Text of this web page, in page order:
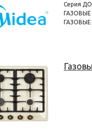
Серия
ГАЗОВЫЕ